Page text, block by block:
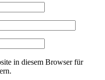
in diesem Browser für